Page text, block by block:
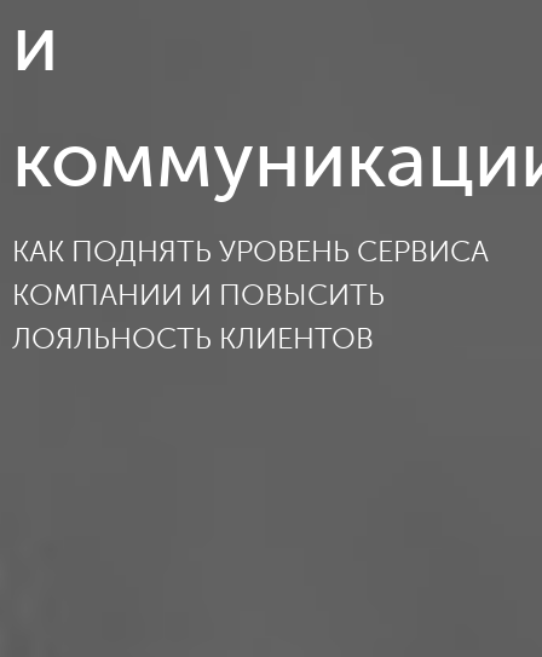
и
КАК ПОДНЯТЬ УРОВЕНЬ СЕРВИСА
КОМПАНИИ И ПОВЫСИТЬ
ЛОЯЛЬНОСТЬ КЛИЕНТОВ